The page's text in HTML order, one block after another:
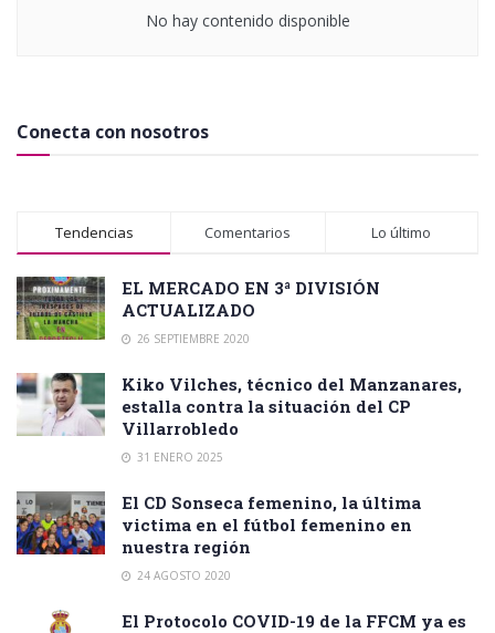
No hay contenido disponible
Conecta con nosotros
Tendencias Comentarios Lo último
EL MERCADO EN 3ª DIVISIÓN
ACTUALIZADO
26 SEPTIEMBRE 2020
Kiko Vilches, técnico del Manzanares,
estalla contra la situación del CP
Villarrobledo
31 ENERO 2025
El CD Sonseca femenino, la última
victima en el fútbol femenino en
nuestra región
24 AGOSTO 2020
El Protocolo COVID-19 de la FFCM ya es